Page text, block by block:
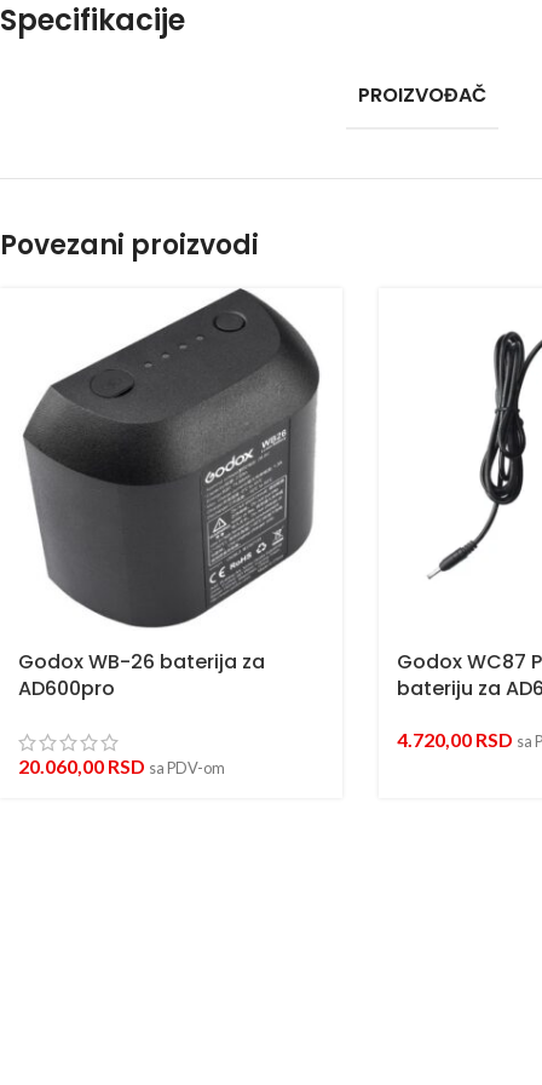
Specifikacije
PROIZVOĐAČ
Povezani proizvodi
Godox WB-26 baterija za
AD600pro
20.060,00 RSD sa PDV-om
Godox WC87
bateriju za
4.720,00 RSD sa